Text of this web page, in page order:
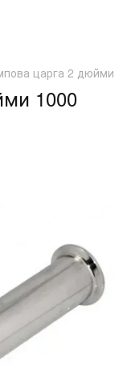
царга 2 дюйми
1000